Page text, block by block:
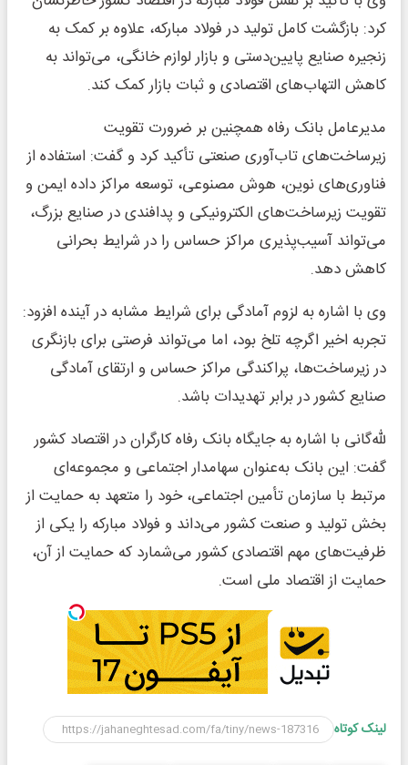
کرد: بازگشت کامل تولید در فولاد مبارکه، علاوه بر کمک به
زنجیره صنایع پایین‌دستی و بازار لوازم خانگی، می‌تواند به
کاهش التهاب‌های اقتصادی و ثبات بازار کمک کند.
مدیرعامل بانک رفاه همچنین بر ضرورت تقویت
زیرساخت‌های تاب‌آوری صنعتی تأکید کرد و گفت: استفاده از
فناوری‌های نوین، هوش مصنوعی، توسعه مراکز داده ایمن و
تقویت زیرساخت‌های الکترونیکی و پدافندی در صنایع بزرگ،
می‌تواند آسیب‌پذیری مراکز حساس را در شرایط بحرانی
کاهش دهد.
وی با اشاره به لزوم آمادگی برای شرایط مشابه در آینده افزود:
تجربه اخیر اگرچه تلخ بود، اما می‌تواند فرصتی برای بازنگری
در زیرساخت‌ها، پراکندگی مراکز حساس و ارتقای آمادگی
صنایع کشور در برابر تهدیدات باشد.
لله‌گانی با اشاره به جایگاه بانک رفاه کارگران در اقتصاد کشور
گفت: این بانک به‌عنوان سهامدار اجتماعی و مجموعه‌ای
مرتبط با سازمان تأمین اجتماعی، خود را متعهد به حمایت از
بخش تولید و صنعت کشور می‌داند و فولاد مبارکه را یکی از
ظرفیت‌های مهم اقتصادی کشور می‌شمارد که حمایت از آن،
حمایت از اقتصاد ملی است.
لینک کوتاه